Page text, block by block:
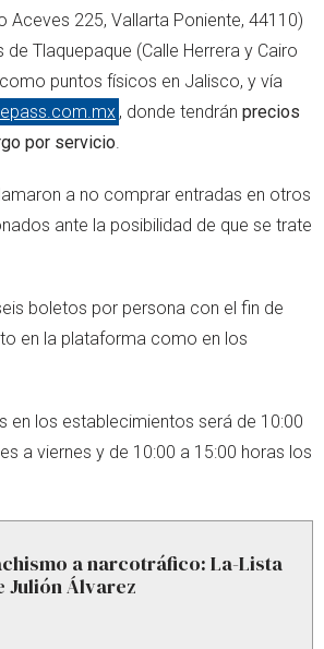
Aceves 225, Vallarta Poniente, 44110)
Tlaquepaque (Calle Herrera y Cairo
puntos físicos en Jalisco, y vía
, donde tendránprecios
por servicio.
a no comprar entradas en otros
ante la posibilidad de que se trate
boletos por persona con el fin de
en la plataforma como en los
en los establecimientos será de 10:00
a viernes y de 10:00 a 15:00 horas los
a narcotráfico: La-Lista
Julión Álvarez